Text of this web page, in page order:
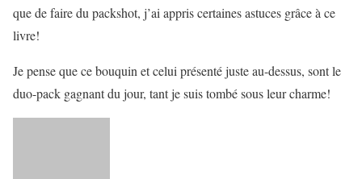
que de faire du packshot, j’ai appris certaines astuces grâce à ce
livre!
Je pense que ce bouquin et celui présenté juste au-dessus, sont le
duo-pack gagnant du jour, tant je suis tombé sous leur charme!